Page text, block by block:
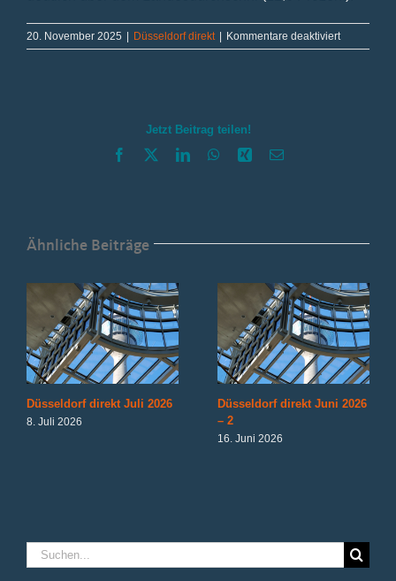
20. November 2025 | Düsseldorf direkt | Kommentare deaktiviertfür
Düsseldorf
Jetzt Beitrag teilen!
Facebook LinkedInWhatsApp
Xing E-
Ähnliche Beiträge
Düsseldorf direkt Juli 2026
8. Juli 2026
Düsseldorf direkt Juni 2026
– 2
16. Juni 2026
Suche
nach: